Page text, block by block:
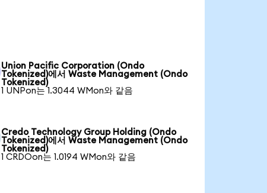
Union Pacific Corporation (Ondo
Tokenized)에서 Waste Management (Ondo
Tokenized)
1 UNPon는 1.3044 WMon와 같음
Credo Technology Group Holding (Ondo
Tokenized)에서 Waste Management (Ondo
Tokenized)
1 CRDOon는 1.0194 WMon와 같음